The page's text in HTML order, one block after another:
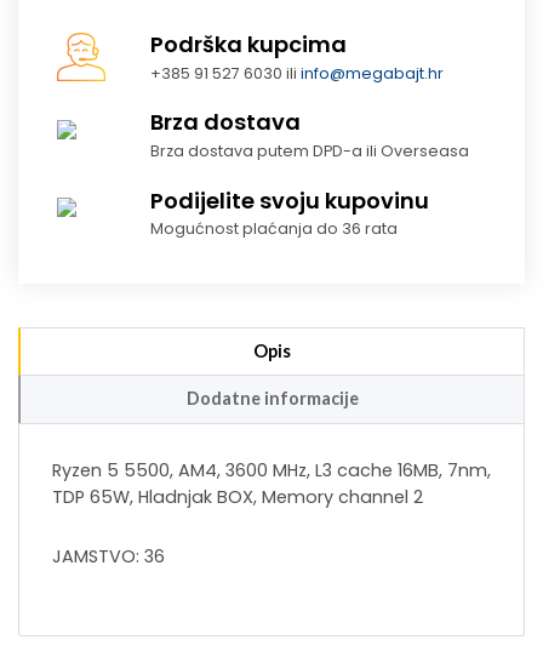
Podrška kupcima
+385 91 527 6030 iliinfo@megabajt.hr
Brza dostava
Brza dostava putem DPD-a ili Overseasa
Podijelite svoju kupovinu
Mogućnost plaćanja do 36 rata
Opis
Dodatne informacije
Ryzen 5 5500, AM4, 3600 MHz, L3 cache 16MB, 7nm,
TDP 65W, Hladnjak BOX, Memory channel 2
JAMSTVO: 36